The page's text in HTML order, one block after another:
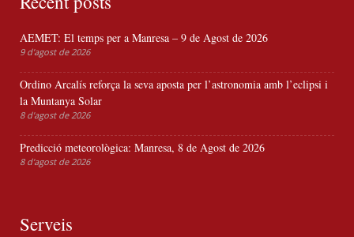
AEMET: El temps per a Manresa – 9 de Agost de 2026
9 d'agost de 2026
Ordino Arcalís reforça la seva aposta per l’astronomia amb l’eclipsi i
la Muntanya Solar
8 d'agost de 2026
Predicció meteorològica: Manresa, 8 de Agost de 2026
8 d'agost de 2026
Serveis